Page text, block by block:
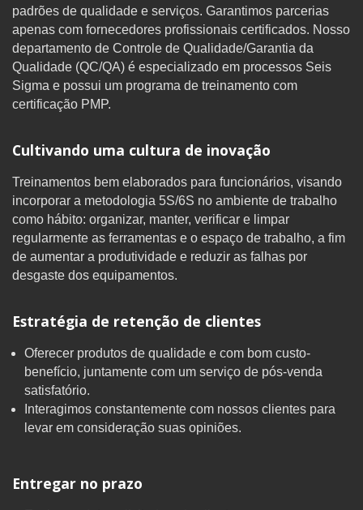
padrões de qualidade e serviços. Garantimos parcerias
apenas com fornecedores profissionais certificados. Nosso
departamento de Controle de Qualidade/Garantia da
Qualidade (QC/QA) é especializado em processos Seis
Sigma e possui um programa de treinamento com
certificação PMP.
Cultivando uma cultura de inovação
Treinamentos bem elaborados para funcionários, visando
incorporar a metodologia 5S/6S no ambiente de trabalho
como hábito: organizar, manter, verificar e limpar
regularmente as ferramentas e o espaço de trabalho, a fim
de aumentar a produtividade e reduzir as falhas por
desgaste dos equipamentos.
Estratégia de retenção de clientes
Oferecer produtos de qualidade e com bom custo-
benefício, juntamente com um serviço de pós-venda
satisfatório.
Interagimos constantemente com nossos clientes para
levar em consideração suas opiniões.
Entregar no prazo